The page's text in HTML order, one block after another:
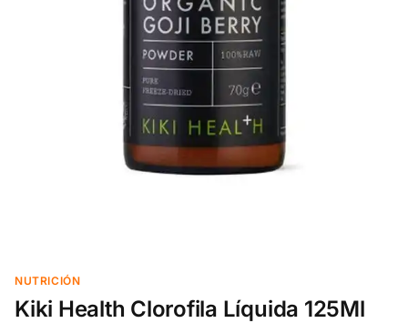
NUTRICIÓN
Kiki Health Clorofila Líquida 125Ml